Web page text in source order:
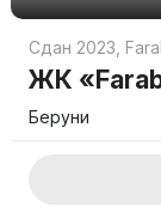
Сдан 2023
ЖК
Беруни